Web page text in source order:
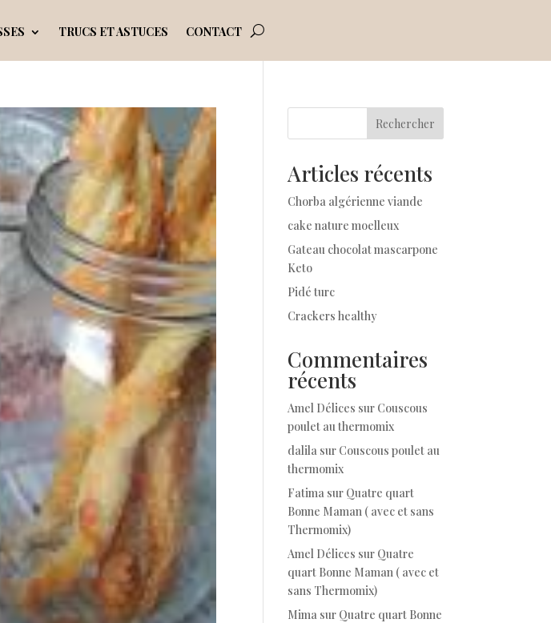
TRUCS ET ASTUCES CONTACT
Rechercher
Articles récents
Chorba algérienne viande
cake nature moelleux
Gateau chocolat mascarpone
Keto
Pidé turc
Crackers healthy
Commentaires
récents
Amel Délices sur Couscous
poulet au thermomix
dalila sur Couscous poulet au
thermomix
Fatima sur Quatre quart
Bonne Maman ( avec et sans
Thermomix)
Amel Délices sur Quatre
quart Bonne Maman ( avec et
sans Thermomix)
Mima sur Quatre quart Bonne